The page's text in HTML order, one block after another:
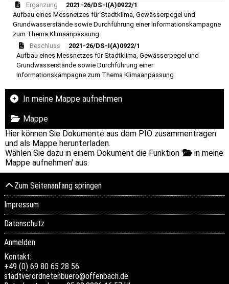
Ergänzung
2021-26/DS-I(A)0922/1
Aufbau eines Messnetzes für Stadtklima, Gewässerpegel und
Grundwasserstände sowie Durchführung einer Informationskampagne
zum Thema Klimaanpassung
Beschluss
2021-26/DS-I(A)0922/1
Aufbau eines Messnetzes für Stadtklima, Gewässerpegel und
Grundwasserstände sowie Durchführung einer
Informationskampagne zum Thema Klimaanpassung
In meine Mappe aufnehmen
Mappe
Hier können Sie Dokumente aus dem PIO zusammentragen
und als Mappe herunterladen.
Wählen Sie dazu in einem Dokument die Funktion '
in meine
Mappe aufnehmen' aus.
Zum Seitenanfang springen
Impressum
Datenschutz
Anmelden
Kontakt:
+49 (0) 69 80 65 28 56
stadtverordnetenbuero@offenbach.de